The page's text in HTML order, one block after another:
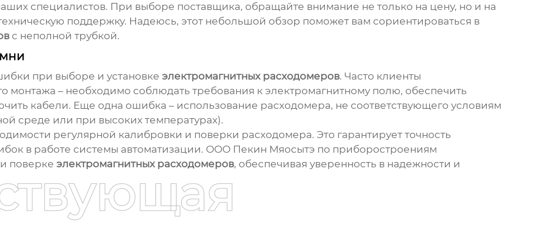
специалистов. При выборе поставщика, обращайте внимание не только на цену, но и на
поддержку. Надеюсь, этот небольшой обзор поможет вам сориентироваться в
с неполной трубкой.
при выборе и установке электромагнитных расходомеров. Часто клиенты
монтажа – необходимо соблюдать требования к электромагнитному полю, обеспечить
кабели. Еще одна ошибка – использование расходомера, не соответствующего условиям
среде или при высоких температурах).
регулярной калибровки и поверки расходомера. Это гарантирует точность
в работе системы автоматизации. ООО Пекин Мяосытэ по приборостроениям
поверке электромагнитных расходомеров, обеспечивая уверенность в надежности и